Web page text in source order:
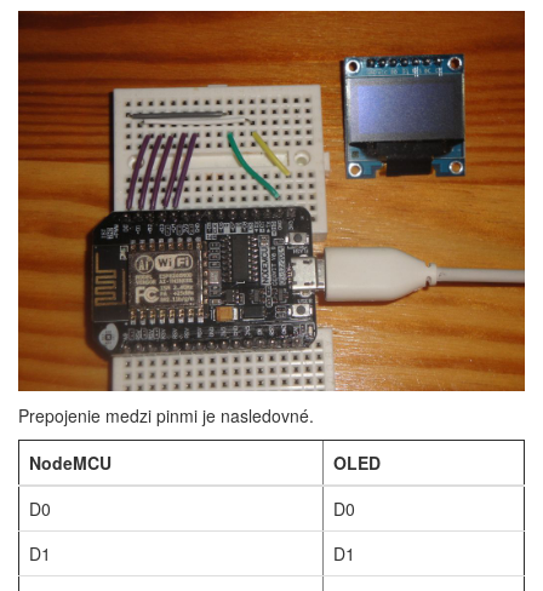
Prepojenie medzi pinmi je nasledovné.
NodeMCU
OLED
D0
D0
D1
D1